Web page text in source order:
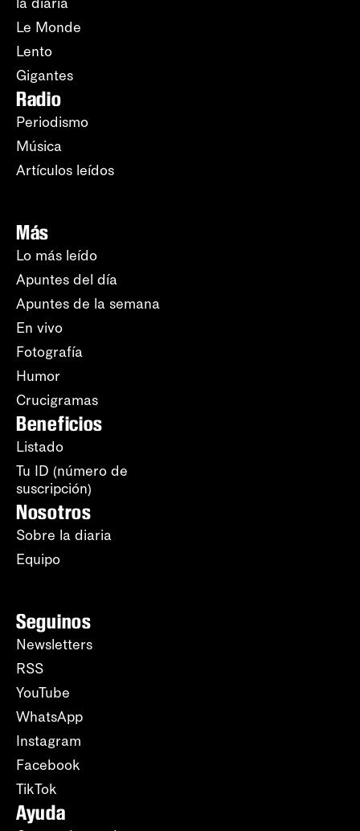
Le Monde
Lento
Gigantes
Radio
Periodismo
Música
Artículos leídos
Más
Lo más leído
Apuntes del día
Apuntes de la semana
En vivo
Fotografía
Humor
Crucigramas
Beneficios
Listado
Tu ID (número de
suscripción)
Nosotros
Sobre la diaria
Equipo
Seguinos
Newsletters
RSS
YouTube
WhatsApp
Instagram
Facebook
TikTok
Ayuda